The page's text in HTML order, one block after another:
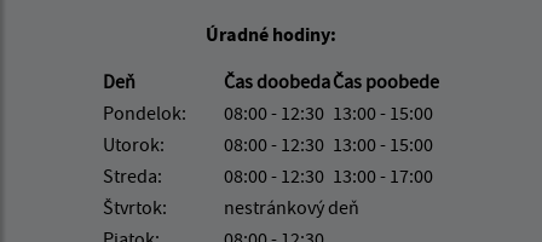
Úradné hodiny:
Deň
Čas doobedaČas poobede
Pondelok:
08:00 - 12:30 13:00 - 15:00
Utorok:
08:00 - 12:30 13:00 - 15:00
Streda:
08:00 - 12:30 13:00 - 17:00
Štvrtok:
nestránkový deň